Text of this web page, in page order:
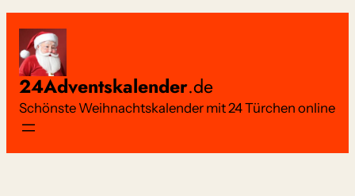
Inhalt
springen
24Adventskalender.de
Schönste Weihnachtskalender mit 24 Türchen online